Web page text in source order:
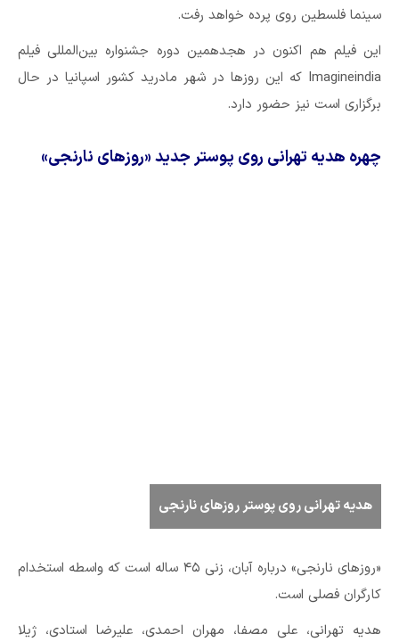
سینما فلسطین روی پرده خواهد رفت.
این فیلم هم اکنون در هجدهمین دوره جشنواره بین‌المللی فیلم
Imagineindia که این روزها در شهر مادرید کشور اسپانیا در حال
برگزاری است نیز حضور دارد.
چهره هدیه تهرانی روی پوستر جدید «روزهای نارنجی»
هدیه تهرانی روی پوستر روزهای نارنجی
«روزهای نارنجی» درباره آبان، زنی ۴۵ ساله است که واسطه استخدام
کارگران فصلی است.
هدیه تهرانی، علی مصفا، مهران احمدی، علیرضا استادی، ژیلا